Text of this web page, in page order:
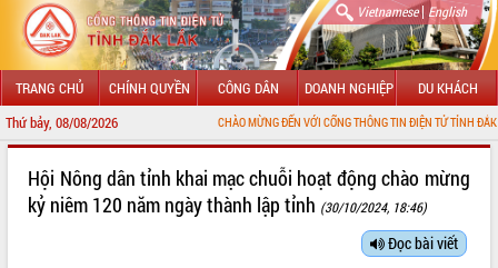
Vietnamese| English
TRANG CHỦ CHÍNH QUYỀN CÔNG DÂN DOANH NGHIỆP DU KHÁCH
Thứ bảy, 08/08/2026 CHÀO MỪNG ĐẾN VỚI CỔNG THÔNG TIN ĐIỆN TỬ TỈNH ĐẮK LẮK
LÃNH ĐẠO UBND TỈNH
Hội Nông dân tỉnh khai mạc chuỗi hoạt động chào mừng
kỷ niêm 120 năm ngày thành lập tỉnh (30/10/2024, 18:46)
Đọc bài viết